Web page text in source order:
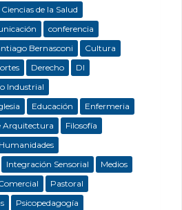
Ciencias de la Salud
conferencia
Bernasconi
Cultura
Derecho
DI
Industrial
Educación
Enfermeria
Arquitectura
Filosofía
Humanidades
Integración Sensorial
Medios
Pastoral
Psicopedagogía